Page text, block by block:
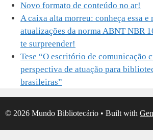
Novo formato de conteúdo no ar!
A caixa alta morreu: conheça essa e
atualizações da norma ABNT NBR
te surpreender!
Tese “O escritório de comunicação
perspectiva de atuação para
brasileiras”
© 2026 Mundo Bibliotecário • Built with